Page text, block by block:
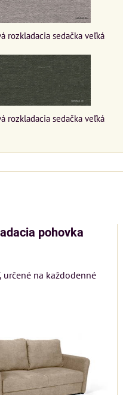
rozkladacia sedačka veľká
rozkladacia sedačka veľká
pohovka
určené na každodenné